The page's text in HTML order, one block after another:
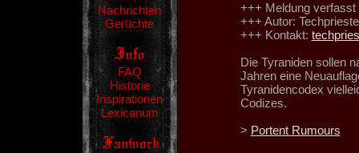
Nachrichten
Gerüchte
FAQ
Historie
Inspirationen
Lexicanum
+++ Meldung verfasst
+++ Autor:
+++ Kontakt:
Die Tyraniden sollen
Jahren eine
Tyranidencodex
Codizes.
> Portent Rumours